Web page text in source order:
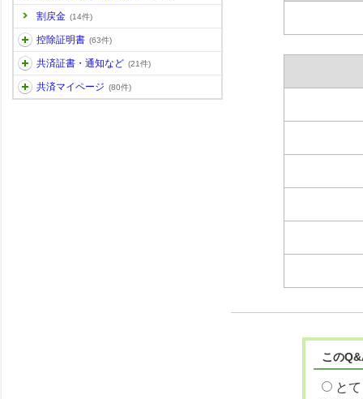
割戻金 (14件)
控除証明書 (63件)
共済証書・通知など (21件)
共済マイページ (80件)
この
と